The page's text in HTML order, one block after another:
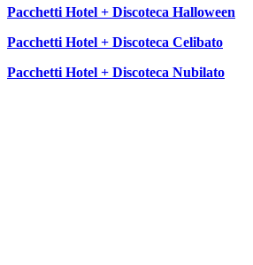
Pacchetti Hotel + Discoteca Halloween
Pacchetti Hotel + Discoteca Celibato
Pacchetti Hotel + Discoteca Nubilato